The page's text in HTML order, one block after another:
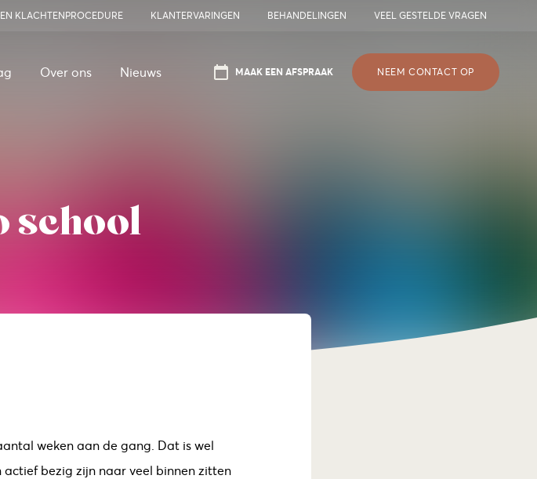
KLACHTENPROCEDURE KLANTERVARINGEN BEHANDELINGEN VEEL GESTELDE VRAGEN
Over ons Nieuws MAAK EEN AFSPRAAK NEEM CONTACT OP
school
weken aan de gang. Dat is wel
actief bezig zijn naar veel binnen zitten